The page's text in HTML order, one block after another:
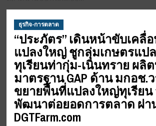
ธุรกิจ-การตลาด
“ประภัตร” เดินหน้าขับเคลื่
แปลงใหญ่ ชูกลุ่มเกษตรแป
ทุเรียนท่ากุ่ม-เนินทราย ผลิ
มาตรฐาน GAP ด้าน มกอช.ว
ขยายพื้นที่แปลงใหญ่ทุเรียน
พัฒนาต่อยอดการตลาด ผ่า
DGTFarm.com